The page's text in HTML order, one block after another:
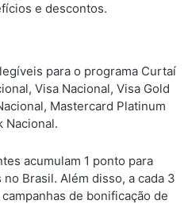
e descontos.
para o programa Curtaí
Visa Nacional, Visa Gold
Mastercard Platinum
Nacional.
acumulam 1 ponto para
Brasil. Além disso, a cada 3
de bonificação de